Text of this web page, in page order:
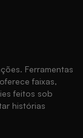
Ferramentas
faixas,
feitos sob
histórias